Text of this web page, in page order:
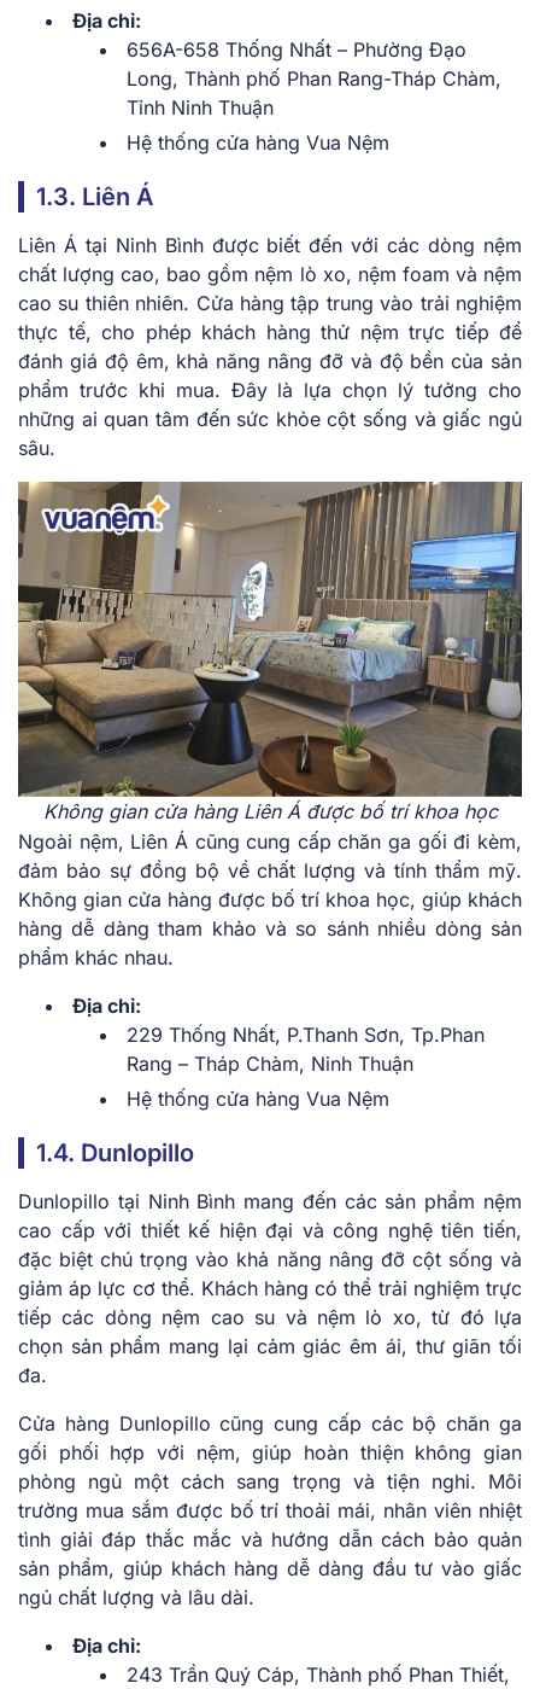
Địa chỉ:
656A-658 Thống Nhất – Phường Đạo
Long, Thành phố Phan Rang-Tháp Chàm,
Tỉnh Ninh Thuận
Hệ thống cửa hàng Vua Nệm
1.3. Liên Á
Liên Á tại Ninh Bình được biết đến với các dòng nệm
chất lượng cao, bao gồm nệm lò xo, nệm foam và nệm
cao su thiên nhiên. Cửa hàng tập trung vào trải nghiệm
thực tế, cho phép khách hàng thử nệm trực tiếp để
đánh giá độ êm, khả năng nâng đỡ và độ bền của sản
phẩm trước khi mua. Đây là lựa chọn lý tưởng cho
những ai quan tâm đến sức khỏe cột sống và giấc ngủ
sâu.
Không gian cửa hàng Liên Á được bố trí khoa học
Ngoài nệm, Liên Á cũng cung cấp chăn ga gối đi kèm,
đảm bảo sự đồng bộ về chất lượng và tính thẩm mỹ.
Không gian cửa hàng được bố trí khoa học, giúp khách
hàng dễ dàng tham khảo và so sánh nhiều dòng sản
phẩm khác nhau.
Địa chỉ:
229 Thống Nhất, P.Thanh Sơn, Tp.Phan
Rang – Tháp Chàm, Ninh Thuận
Hệ thống cửa hàng Vua Nệm
1.4. Dunlopillo
Dunlopillo tại Ninh Bình mang đến các sản phẩm nệm
cao cấp với thiết kế hiện đại và công nghệ tiên tiến,
đặc biệt chú trọng vào khả năng nâng đỡ cột sống và
giảm áp lực cơ thể. Khách hàng có thể trải nghiệm trực
tiếp các dòng nệm cao su và nệm lò xo, từ đó lựa
chọn sản phẩm mang lại cảm giác êm ái, thư giãn tối
đa.
Cửa hàng Dunlopillo cũng cung cấp các bộ chăn ga
gối phối hợp với nệm, giúp hoàn thiện không gian
phòng ngủ một cách sang trọng và tiện nghi. Môi
trường mua sắm được bố trí thoải mái, nhân viên nhiệt
tình giải đáp thắc mắc và hướng dẫn cách bảo quản
sản phẩm, giúp khách hàng dễ dàng đầu tư vào giấc
ngủ chất lượng và lâu dài.
Địa chỉ:
243 Trần Quý Cáp, Thành phố Phan Thiết,